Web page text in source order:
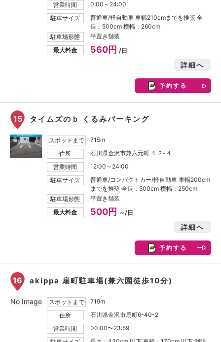
営業時間
0:00～24:00
駐車サイズ
普通車/軽自動車 車幅210cmまでを推奨 全
長：500cm 横幅：260cm
駐車場形態
平置き舗装
最大料金
560円/日
詳細へ
予約する
15 タイムズのｂ くるみパーキング
スポットまで
715m
住所
石川県金沢市兼六元町 １２-４
営業時間
12:00～24:00
駐車サイズ
普通車/コンパクトカー/軽自動車 車幅200cm
までを推奨 全長：500cm 横幅：250cm
駐車場形態
平置き舗装
最大料金
500円 ～/日
詳細へ
予約する
16 akippa 扇町駐車場(兼六園徒歩10分)
スポットまで
719m
住所
石川県金沢市扇町6-40-2
営業時間
00:00〜23:59
No Image